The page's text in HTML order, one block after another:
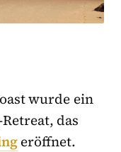
wurde ein
das
eröffnet.